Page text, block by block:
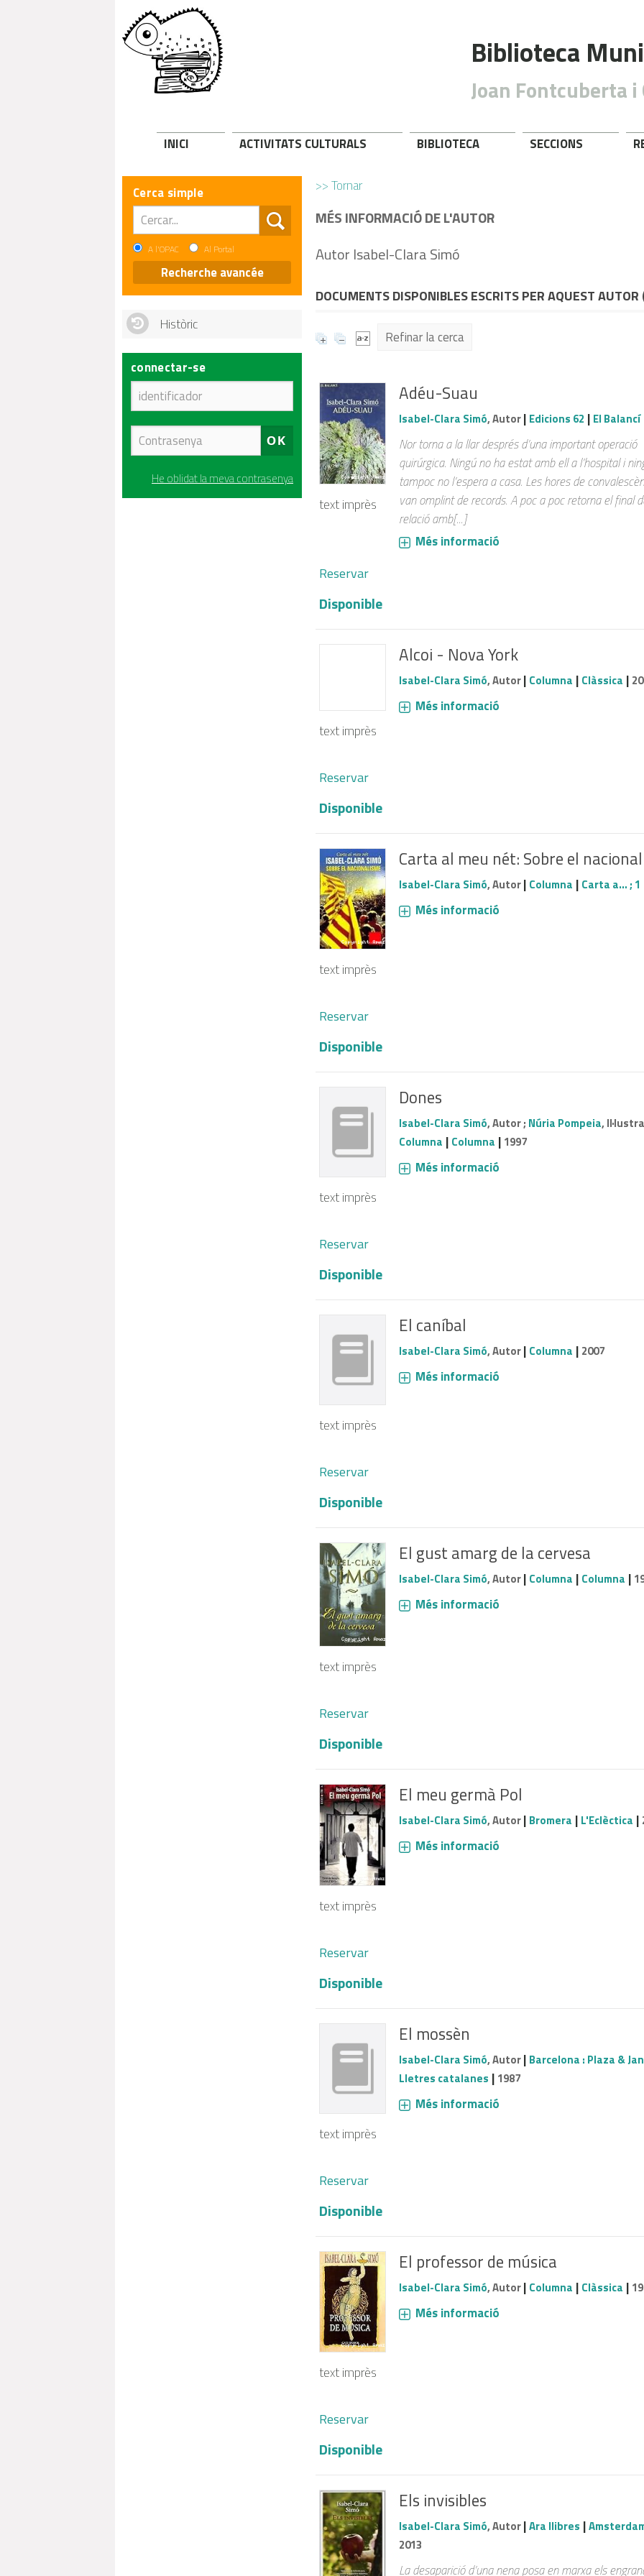
Biblioteca
Joan Fontcuberta i
INICI ACTIVITATS CULTURALS BIBLIOTECA SECCIONS
>> Tornar
MÉS INFORMACIÓ DE L'AUTOR
Autor Isabel-Clara Simó
DOCUMENTS DISPONIBLES ESCRITS PER AQUEST AUTOR
Refinar la cerca
text imprès
Adéu-Suau
Isabel-Clara Simó, Autor| Edicions 62 | El Balancí
Nor torna a la llar després d’una important operació
quirúrgica. Ningú no ha estat amb ell a l’hospital i
tampoc no l’espera a casa. Les hores de
van omplint de records. A poc a poc retorna el final
relació amb[...]
Més informació
Reservar
Disponible
text imprès
Alcoi - Nova York
Isabel-Clara Simó, Autor| Columna | Clàssica |
Més informació
Reservar
Disponible
text imprès
Carta al meu nét: Sobre el
Isabel-Clara Simó, Autor| Columna | Carta a… ; 1
Més informació
Reservar
Disponible
text imprès
Dones
Isabel-Clara Simó, Autor ; Núria Pompeia,
Columna | Columna | 1997
Més informació
Reservar
Disponible
text imprès
El caníbal
Isabel-Clara Simó, Autor| Columna | 2007
Més informació
Reservar
Disponible
text imprès
El gust amarg de la cervesa
Isabel-Clara Simó, Autor| Columna | Columna |
Més informació
Reservar
Disponible
text imprès
El meu germà Pol
Isabel-Clara Simó, Autor| Bromera | L'Eclèctica |
Més informació
Reservar
Disponible
text imprès
El mossèn
Isabel-Clara Simó, Autor| Barcelona : Plaza &
Lletres catalanes | 1987
Més informació
Reservar
Disponible
text imprès
El professor de música
Isabel-Clara Simó, Autor| Columna | Clàssica |
Més informació
Reservar
Disponible
Els invisibles
Isabel-Clara Simó, Autor|Ara llibres |
2013
La desaparició d’una nena posa en marxa els
Cerca simple
A l'OPAC Al Portal
Recherche avancée
Històric
connectar-se
He oblidat la meva contrasenya